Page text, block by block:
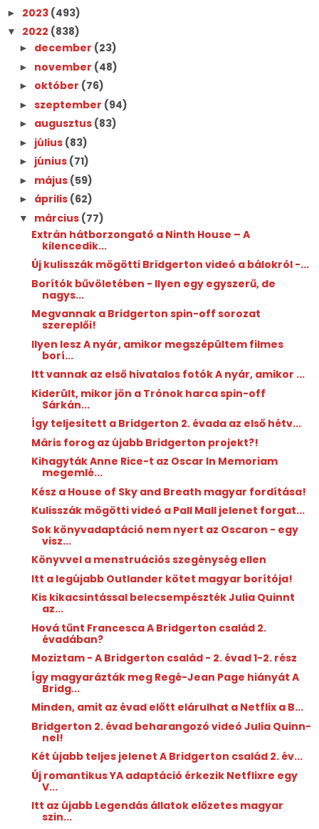
► 2023 (493)
▼ 2022 (838)
► december (23)
► november (48)
► október (76)
► szeptember (94)
► augusztus (83)
► július (83)
► június (71)
► május (59)
► április (62)
▼ március (77)
Extrán hátborzongató a Ninth ​House – A
kilencedik...
Új kulisszák mögötti Bridgerton videó a bálokról -...
Borítók bűvöletében - Ilyen egy egyszerű, de
nagys...
Megvannak a Bridgerton spin-off sorozat
szereplői!
Ilyen lesz A nyár, amikor megszépültem filmes
borí...
Itt vannak az első hivatalos fotók A nyár, amikor ...
Kiderült, mikor jön a Trónok harca spin-off
Sárkán...
Így teljesített a Bridgerton 2. évada az első hétv...
Máris forog az újabb Bridgerton projekt?!
Kihagyták Anne Rice-t az Oscar In Memoriam
megemlé...
Kész a House of Sky and Breath magyar fordítása!
Kulisszák mögötti videó a Pall Mall jelenet forgat...
Sok könyvadaptáció nem nyert az Oscaron - egy
visz...
Könyvvel a menstruációs szegénység ellen
Itt a legújabb Outlander kötet magyar borítója!
Kis kikacsintással belecsempészték Julia Quinnt
az...
Hová tűnt Francesca A Bridgerton család 2.
évadában?
Moziztam - A Bridgerton család - 2. évad 1-2. rész
Így magyarázták meg Regé-Jean Page hiányát A
Bridg...
Minden, amit az évad előtt elárulhat a Netflix a B...
Bridgerton 2. évad beharangozó videó Julia Quinn-
nel!
Két újabb teljes jelenet A Bridgerton család 2. év...
Új romantikus YA adaptáció érkezik Netflixre egy
V...
Itt az újabb Legendás állatok előzetes magyar
szin...